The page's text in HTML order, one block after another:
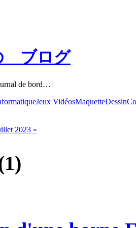
ブログ
de bord…
Jeux VidéosMaquetteDessin
2023 »